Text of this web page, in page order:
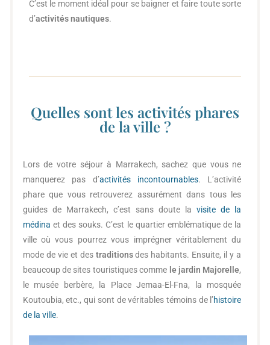
C’est le moment idéal pour se baigner et faire toute sorte
d’activités nautiques.
Quelles sont les activités phares
de la ville ?
Lors de votre séjour à Marrakech, sachez que vous ne
manquerez pas d’activités incontournables. L’activité
phare que vous retrouverez assurément dans tous les
guides de Marrakech, c’est sans doute lavisite de la
médina et des souks. C’est le quartier emblématique de la
ville où vous pourrez vous imprégner véritablement du
mode de vie et des traditionsdes habitants. Ensuite, il y a
beaucoup de sites touristiques comme le jardin Majorelle,
le musée berbère, la Place Jemaa-El-Fna, la mosquée
Koutoubia, etc., qui sont de véritables témoins de l’histoire
de la ville.